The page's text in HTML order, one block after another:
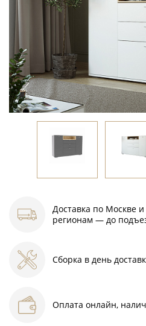
Доставка по Москве
регионам — до
Сборка в день
Оплата онлайн,